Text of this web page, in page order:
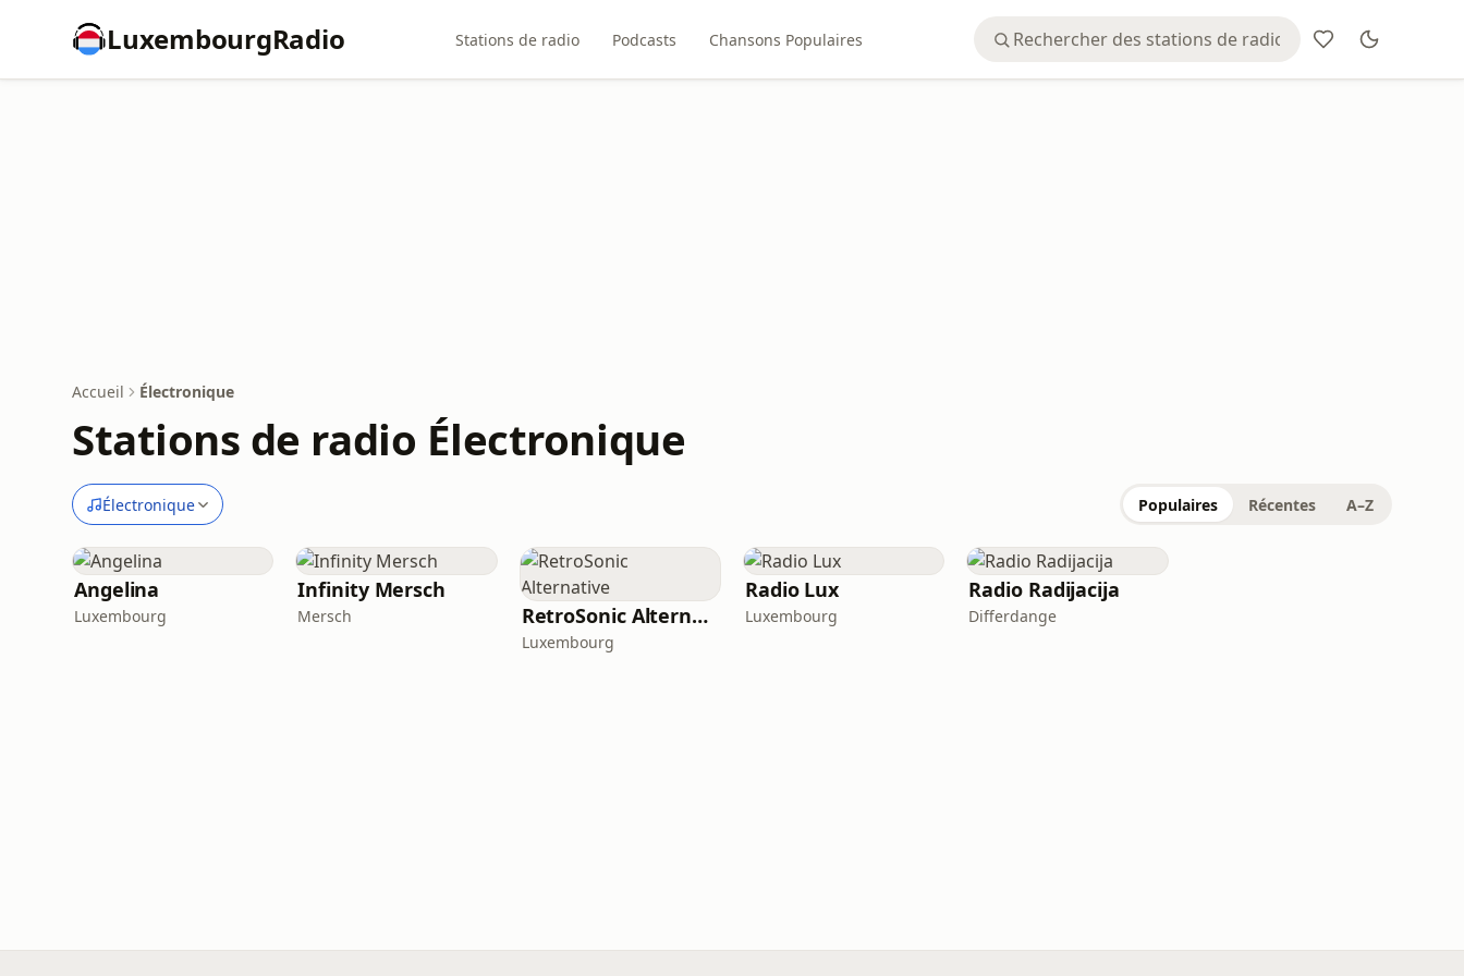
LuxembourgRadio Stations de radio Podcasts Chansons Populaires
Accueil Électronique
Stations de radio Électronique
Électronique Populaires Récentes A–Z
Angelina
Luxembourg
Infinity Mersch
Mersch RetroSonic Alternative
Luxembourg
Radio Lux
Luxembourg
Radio Radijacija
Differdange